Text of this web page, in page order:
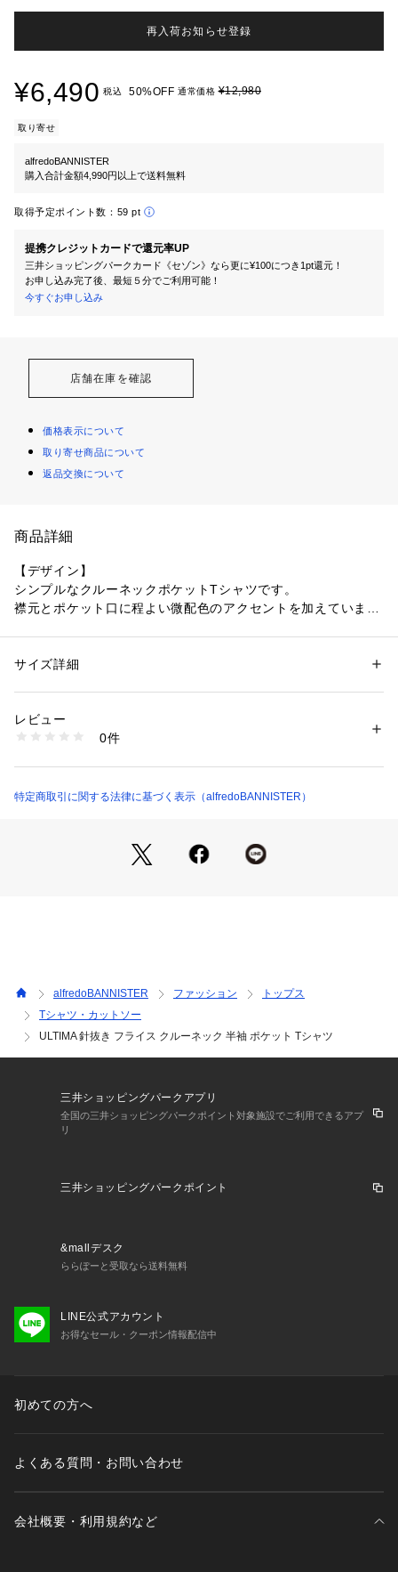
再入荷お知らせ登録
¥6,490 税込 50%OFF 通常価格¥12,980
取り寄せ
alfredoBANNISTER
購入合計金額4,990円以上で送料無料
取得予定ポイント数： 59 pt
提携クレジットカードで還元率UP
三井ショッピングパークカード《セゾン》なら更に¥100につき1pt還元！
お申し込み完了後、最短５分でご利用可能！
今すぐお申し込み
店舗在庫を確認
価格表示について
取り寄せ商品について
返品交換について
商品詳細
【デザイン】
シンプルなクルーネックポケットTシャツです。
襟元とポケット口に程よい微配色のアクセントを加えていま
ススメの一枚です。
針抜き素材なので、肌にあたる面積が少なく風通しがよいた
め、夏～秋にかけておすすめ。
【コーディネート】
もちろんシンプルで着心地のよい無地Tシャツとしても。
チノパン、カーゴパンツ、スラックス、セットアップなど合わ
性別：メンズ
素材：コットン100%
洗濯：手洗い可
※詳しい洗濯方法については、商品の品質表示タグをご覧ください
00448021002 （ショップ）
サイズ詳細
レビュー
0件
特定商取引に関する法律に基づく表示（alfredoBANNISTER）
alfredoBANNISTER ファッション
トップス
Tシャツ・カットソー
ULTIMA 針抜き フライス クルーネック 半袖 ポケット Tシャツ
三井ショッピングパークアプリ
全国の三井ショッピングパークポイント対象施設でご利用できるアプ
リ
三井ショッピングパークポイント
&mallデスク
ららぽーと受取なら送料無料
LINE公式アカウント
お得なセール・クーポン情報配信中
初めての方へ
よくある質問・お問い合わせ
会社概要・利用規約など